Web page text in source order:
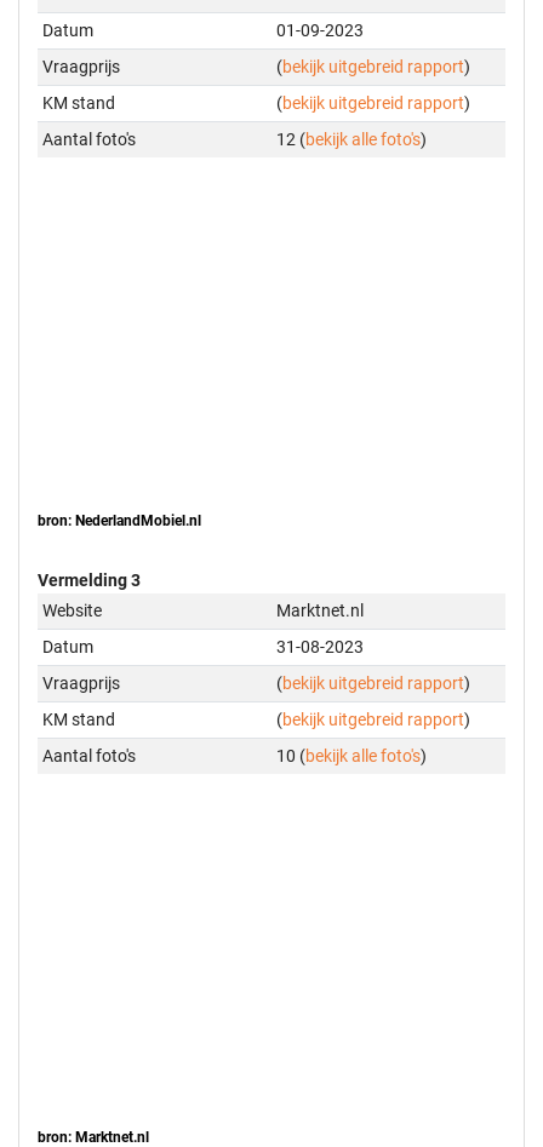
Datum
01-09-2023
Vraagprijs
(bekijk uitgebreid rapport)
KM stand
(bekijk uitgebreid rapport)
Aantal foto's
12 (bekijk alle foto's)
bron: NederlandMobiel.nl
Vermelding 3
Website
Marktnet.nl
Datum
31-08-2023
Vraagprijs
(bekijk uitgebreid rapport)
KM stand
(bekijk uitgebreid rapport)
Aantal foto's
10 (bekijk alle foto's)
bron: Marktnet.nl